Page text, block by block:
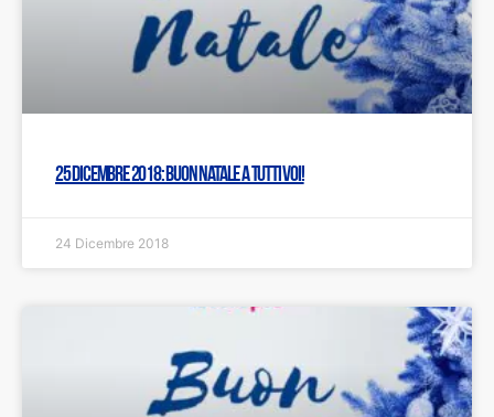
25 dicembre 2018: Buon Natale a tutti voi!
24 Dicembre 2018